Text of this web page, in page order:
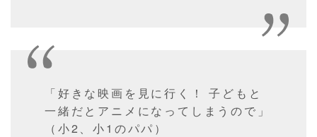
「好きな映画を見に行く！ 子どもと
一緒だとアニメになってしまうので」
（小2、小1のパパ）